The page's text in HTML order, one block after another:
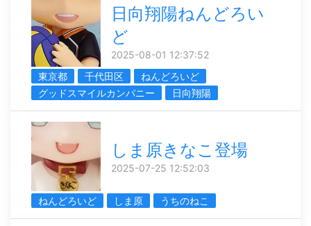
日向翔陽ねんどろい
ど
2025-08-01 12:37:52
東京都
千代田区
ねんどろいど
グッドスマイルカンパニー
日向翔陽
しま原きなこ登場
2025-07-25 12:52:03
ねんどろいど しま原 うちのねこ